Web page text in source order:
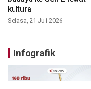
kultura
Selasa, 21 Juli 2026
Infografik